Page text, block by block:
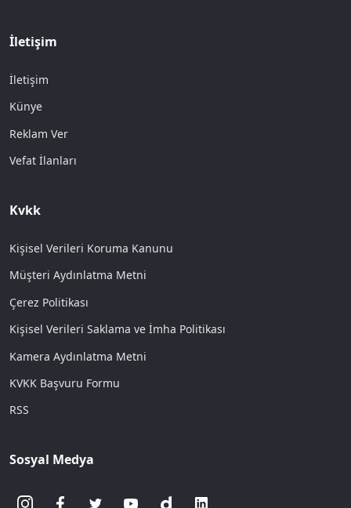
İletişim
İletişim
Künye
Reklam Ver
Vefat İlanları
Kvkk
Kişisel Verileri Koruma Kanunu
Müşteri Aydınlatma Metni
Çerez Politikası
Kişisel Verileri Saklama ve İmha Politikası
Kamera Aydınlatma Metni
KVKK Başvuru Formu
RSS
Sosyal Medya